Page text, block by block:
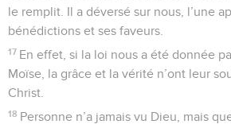
le remplit. Il a déversé sur nous, l’une
bénédictions et ses faveurs.
17 En effet, si la loi nous a été donnée
Moïse, la grâce et la vérité n’ont leur
Christ.
18 Personne n’a jamais vu Dieu, mais